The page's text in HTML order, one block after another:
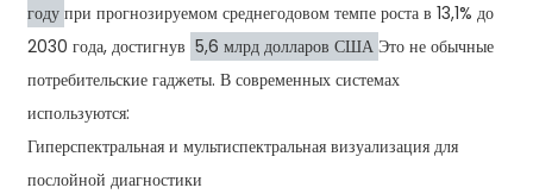
году при прогнозируемом среднегодовом темпе роста в 13,1% до
2030 года, достигнув 5,6 млрд долларов США Это не обычные
потребительские гаджеты. В современных системах
используются:
Гиперспектральная и мультиспектральная визуализация для
послойной диагностики